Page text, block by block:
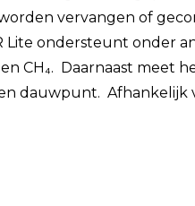
vervangen of
ondersteunt onder
en CH₄. Daarnaast meet
dauwpunt. Afhankelijk